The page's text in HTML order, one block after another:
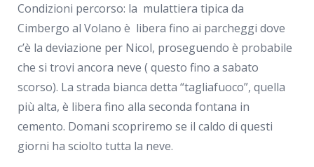
Condizioni percorso: la mulattiera tipica da
Cimbergo al Volano è libera fino ai parcheggi dove
c’è la deviazione per Nicol, proseguendo è probabile
che si trovi ancora neve ( questo fino a sabato
scorso). La strada bianca detta “tagliafuoco”, quella
più alta, è libera fino alla seconda fontana in
cemento. Domani scopriremo se il caldo di questi
giorni ha sciolto tutta la neve.